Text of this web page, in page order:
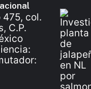
475, col.
C.P.